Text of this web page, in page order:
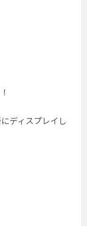
ディスプレイし